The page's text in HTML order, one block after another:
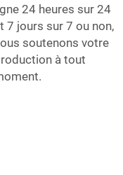
24 heures sur 24
7 jours sur 7 ou non,
soutenons votre
à tout